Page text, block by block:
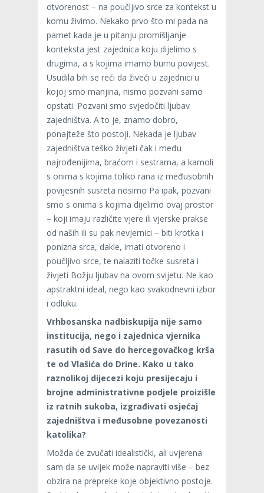
otvorenost – na poučljivo srce za kontekst u
komu živimo. Nekako prvo što mi pada na
pamet kada je u pitanju promišljanje
konteksta jest zajednica koju dijelimo s
drugima, a s kojima imamo burnu povijest.
Usudila bih se reći da živeći u zajednici u
kojoj smo manjina, nismo pozvani samo
opstati. Pozvani smo svjedočiti ljubav
zajedništva. A to je, znamo dobro,
ponajteže što postoji. Nekada je ljubav
zajedništva teško živjeti čak i među
najrođenijima, braćom i sestrama, a kamoli
s onima s kojima toliko rana iz međusobnih
povijesnih susreta nosimo Pa ipak, pozvani
smo s onima s kojima dijelimo ovaj prostor
– koji imaju različite vjere ili vjerske prakse
od naših ili su pak nevjernici – biti krotka i
ponizna srca, dakle, imati otvoreno i
poučljivo srce, te nalaziti točke susreta i
živjeti Božju ljubav na ovom svijetu. Ne kao
apstraktni ideal, nego kao svakodnevni izbor
i odluku.
Vrhbosanska nadbiskupija nije samo
institucija, nego i zajednica vjernika
rasutih od Save do hercegovačkog krša
te od Vlašića do Drine. Kako u tako
raznolikoj dijecezi koju presijecaju i
brojne administrativne podjele proizišle
iz ratnih sukoba, izgrađivati osjećaj
zajedništva i međusobne povezanosti
katolika?
Možda će zvučati idealistički, ali uvjerena
sam da se uvijek može napraviti više – bez
obzira na prepreke koje objektivno postoje.